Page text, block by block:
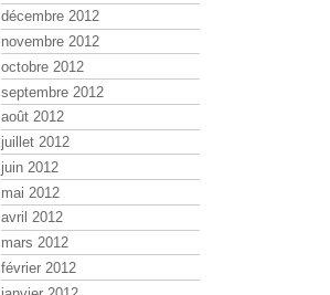
décembre 2012
novembre 2012
octobre 2012
septembre 2012
août 2012
juillet 2012
juin 2012
mai 2012
avril 2012
mars 2012
février 2012